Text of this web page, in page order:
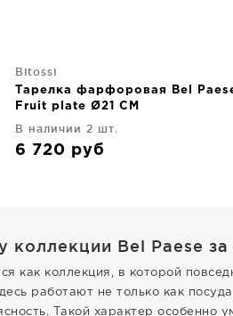
Bitossi
Тарелка фарфоровая Bel
Fruit plate Ø21 CM
В наличии 2 шт.
6 720 руб
коллекции Bel Paese за
как коллекция, в которой
работают не только как
Такой характер особенно